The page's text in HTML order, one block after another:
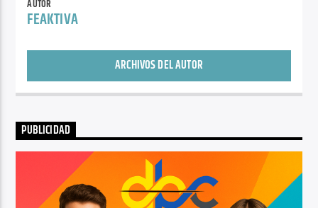
AUTOR
FEAKTIVA
ARCHIVOS DEL AUTOR
PUBLICIDAD